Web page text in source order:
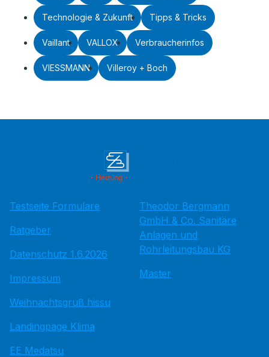
Technologie & Zukunft Tipps & Tricks
Vaillant VALLOX Verbraucherinfos
VIESSMANN Villeroy + Boch
Testseite Formulare
Ratgeber
Datenschutz 1.6.2026
Impressum
Weihnachtsgruß hissu
Landingpage Klima
EE Medatsu
Theodor Bergmann
GmbH & Co. Sanitäre
Anlagen und
Rohrleitungsbau KG
Master